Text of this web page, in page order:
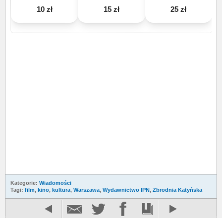
10 zł 15 zł 25 zł
Kategorie: Wiadomości
Tagi: film, kino, kultura, Warszawa, Wydawnictwo IPN, Zbrodnia Katyńska